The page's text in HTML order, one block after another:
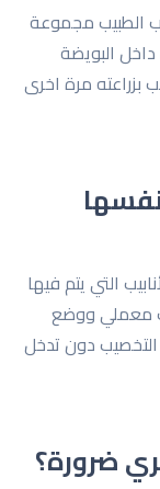
الطبيب مجموعة
البويضة
بزراعته مرة اخرى
التي يتم فيها
معملي ووضع
التخصيب دون تدخل